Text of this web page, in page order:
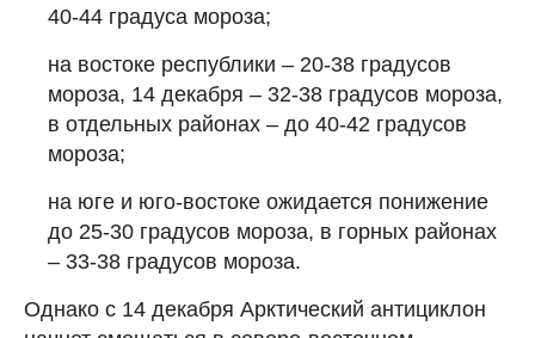
40-44 градуса мороза;
на востоке республики – 20-38 градусов
мороза, 14 декабря – 32-38 градусов мороза,
в отдельных районах – до 40-42 градусов
мороза;
на юге и юго-востоке ожидается понижение
до 25-30 градусов мороза, в горных районах
– 33-38 градусов мороза.
Однако с 14 декабря Арктический антициклон